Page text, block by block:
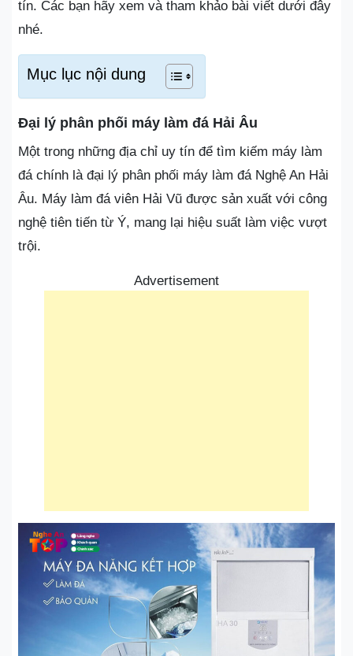
tín. Các bạn hãy xem và tham khảo bài viết dưới đây
nhé.
Mục lục nội dung
Đại lý phân phối máy làm đá Hải Âu
Một trong những địa chỉ uy tín để tìm kiếm máy làm
đá chính là đại lý phân phối máy làm đá Nghệ An Hải
Âu. Máy làm đá viên Hải Vũ được sản xuất với công
nghệ tiên tiến từ Ý, mang lại hiệu suất làm việc vượt
trội.
Advertisement